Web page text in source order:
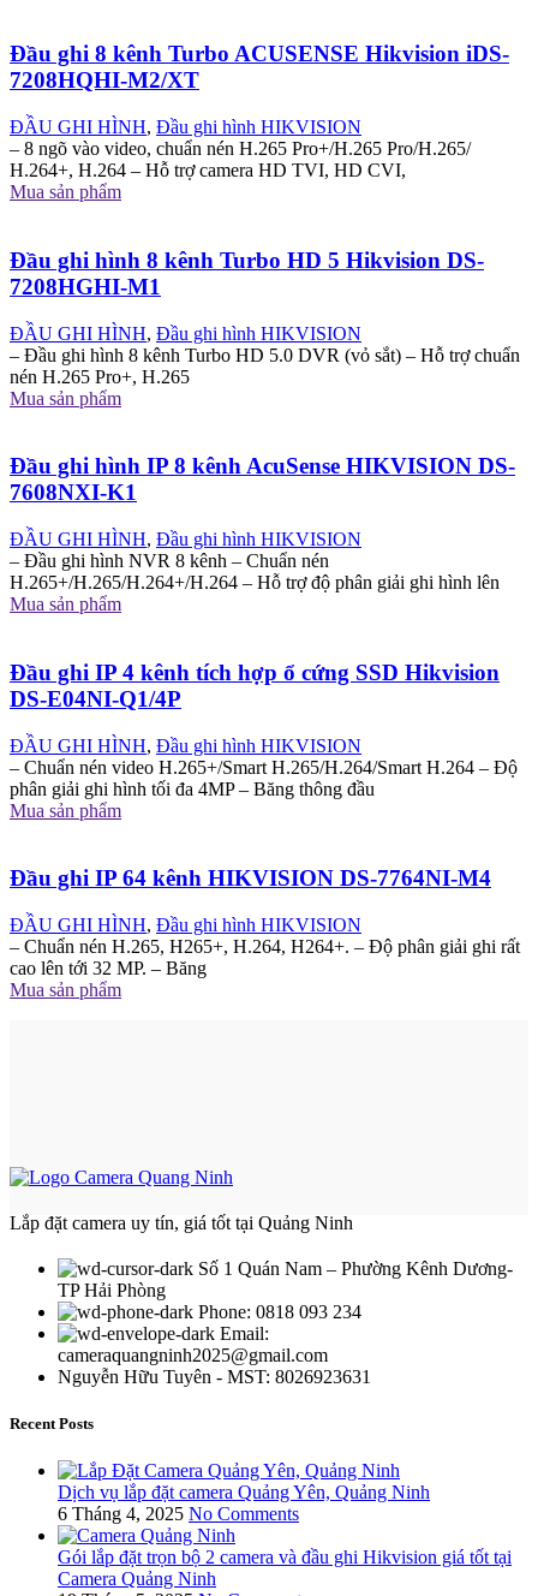
Đầu ghi 8 kênh Turbo ACUSENSE Hikvision iDS-
7208HQHI-M2/XT
ĐẦU GHI HÌNH, Đầu ghi hình HIKVISION
– 8 ngõ vào video, chuẩn nén H.265 Pro+/H.265 Pro/H.265/
H.264+, H.264 – Hỗ trợ camera HD TVI, HD CVI,
Mua sản phẩm
Đầu ghi hình 8 kênh Turbo HD 5 Hikvision DS-
7208HGHI-M1
ĐẦU GHI HÌNH, Đầu ghi hình HIKVISION
– Đầu ghi hình 8 kênh Turbo HD 5.0 DVR (vỏ sắt) – Hỗ trợ chuẩn
nén H.265 Pro+, H.265
Mua sản phẩm
Đầu ghi hình IP 8 kênh AcuSense HIKVISION DS-
7608NXI-K1
ĐẦU GHI HÌNH, Đầu ghi hình HIKVISION
– Đầu ghi hình NVR 8 kênh – Chuẩn nén
H.265+/H.265/H.264+/H.264 – Hỗ trợ độ phân giải ghi hình lên
Mua sản phẩm
Đầu ghi IP 4 kênh tích hợp ổ cứng SSD Hikvision
DS-E04NI-Q1/4P
ĐẦU GHI HÌNH, Đầu ghi hình HIKVISION
– Chuẩn nén video H.265+/Smart H.265/H.264/Smart H.264 – Độ
phân giải ghi hình tối đa 4MP – Băng thông đầu
Mua sản phẩm
Đầu ghi IP 64 kênh HIKVISION DS-7764NI-M4
ĐẦU GHI HÌNH, Đầu ghi hình HIKVISION
– Chuẩn nén H.265, H265+, H.264, H264+. – Độ phân giải ghi rất
cao lên tới 32 MP. – Băng
Mua sản phẩm
Lắp đặt camera uy tín, giá tốt tại Quảng Ninh
Số 1 Quán Nam – Phường Kênh Dương-
TP Hải Phòng
Phone: 0818 093 234
Email:
cameraquangninh2025@gmail.com
Nguyễn Hữu Tuyên - MST: 8026923631
Recent Posts
Dịch vụ lắp đặt camera Quảng Yên, Quảng Ninh
6 Tháng 4, 2025 No Comments
Gói lắp đặt trọn bộ 2 camera và đầu ghi Hikvision giá tốt tại
Camera Quảng Ninh